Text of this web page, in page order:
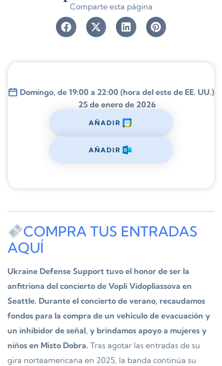
Comparte esta página
Domingo, de 19:00 a 22:00 (hora del este de EE. UU.)
25 de enero de 2026
AÑADIR
AÑADIR
COMPRA TUS ENTRADAS
AQUÍ
Ukraine Defense Support tuvo el honor de ser la
anfitriona del concierto de Vopli Vidopliassova en
Seattle. Durante el concierto de verano, recaudamos
fondos para la compra de un vehículo de evacuación y
un inhibidor de señal, y brindamos apoyo a mujeres y
niños en Misto Dobra. Tras agotar las entradas de su
gira norteamericana en 2025, la banda continúa su